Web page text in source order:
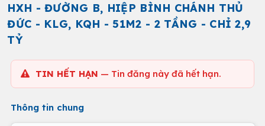
HXH - ĐƯỜNG B, HIỆP BÌNH CHÁNH THỦ
ĐỨC - KLG, KQH - 51M2 - 2 TẦNG - CHỈ 2,9
TỶ
TIN HẾT HẠN — Tin đăng này đã hết hạn.
Thông tin chung